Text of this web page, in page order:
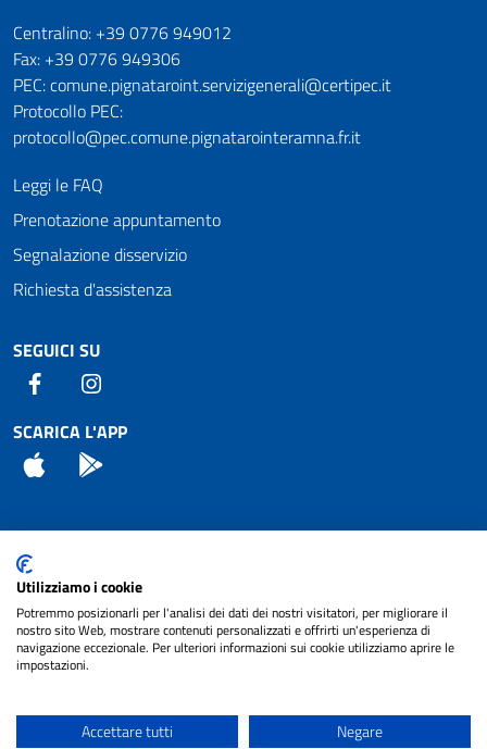
Numeri utili
Centralino: +39 0776 949012
Fax: +39 0776 949306
PEC: comune.pignataroint.servizigenerali@certipec.it
Protocollo PEC:
protocollo@pec.comune.pignatarointeramna.fr.it
Leggi le FAQ
Prenotazione appuntamento
Segnalazione disservizio
Richiesta d'assistenza
SEGUICI SU
Facebook
SCARICA L'APP
App Store
Attuazione Misure PNRR
Piano di miglioramento del sito
Note legali
cura diNET SMART
Utilizziamo i cookie
Potremmo posizionarli per l'analisi dei dati dei nostri visitatori, per migliorare il
nostro sito Web, mostrare contenuti personalizzati e offrirti un'esperienza di
navigazione eccezionale. Per ulteriori informazioni sui cookie utilizziamo aprire le
impostazioni.
Accettare tutti Negare